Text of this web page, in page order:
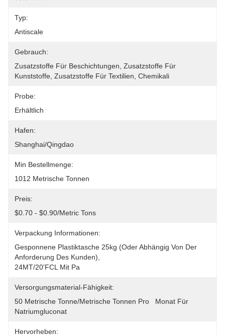
Typ:
Antiscale
Gebrauch:
Zusatzstoffe Für Beschichtungen, Zusatzstoffe Für
Kunststoffe, Zusatzstoffe Für Textilien, Chemikali
Probe:
Erhältlich
Hafen:
Shanghai/Qingdao
Min Bestellmenge:
1012 Metrische Tonnen
Preis:
$0.70 - $0.90/Metric Tons
Verpackung Informationen:
Gesponnene Plastiktasche 25kg (oder Abhängig Von Der
Anforderung Des Kunden),
24MT/20'FCL Mit Pa
Versorgungsmaterial-Fähigkeit:
50 Metrische Tonne/metrische Tonnen Pro   Monat Für
Natriumgluconat
Hervorheben: